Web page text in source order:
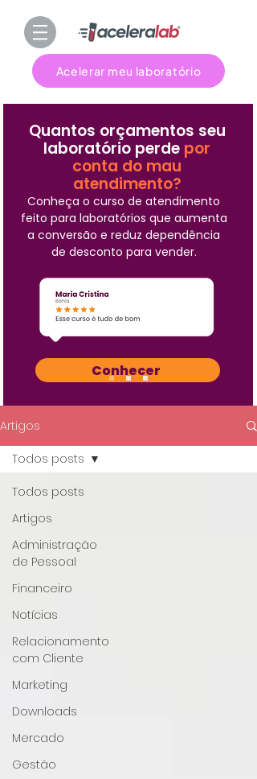
Acelerar meu laboratório
Quantos orçamentos seu
laboratório perde por
conta do mau
atendimento?
Conheça o curso de atendimento
feito para laboratórios que aumenta
a conversão e reduz dependência
de desconto para vender.
Conhecer
Artigos
Todos posts
Artigos
Administração
de Pessoal
Financeiro
Notícias
Relacionamento
com Cliente
Marketing
Downloads
Mercado
Gestão
Todos posts